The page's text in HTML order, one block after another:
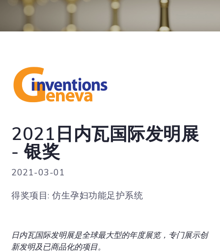
2021日内瓦国际发明展
- 银奖
2021-03-01
得奖项目: 仿生孕妇功能足护系统
日内瓦国际发明展是全球最大型的年度展览，专门展示创
新发明及已商品化的项目。